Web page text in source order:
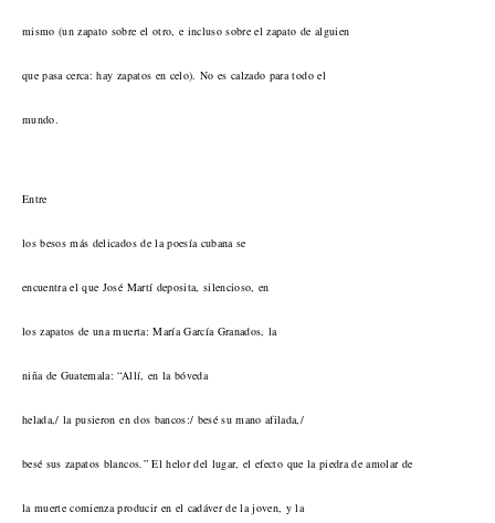
mismo (un zapato sobre el otro, e incluso sobre el zapato de alguien
que pasa cerca: hay zapatos en celo). No es calzado para todo el
mundo.
Entre
los besos más delicados de la poesía cubana se
encuentra el que José Martí deposita, silencioso, en
los zapatos de una muerta: María García Granados, la
niña de Guatemala: “Allí, en la bóveda
helada,/ la pusieron en dos bancos:/ besé su mano afilada,/
besé sus zapatos blancos.” El helor del lugar, el efecto que la piedra de amolar de
la muerte comienza producir en el cadáver de la joven, y la